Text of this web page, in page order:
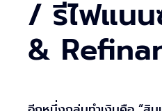
/ รีไฟแน
&